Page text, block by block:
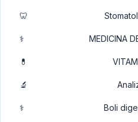
🦷
⚕️ MEDICINA
💊
🔬
⚕️ Boli